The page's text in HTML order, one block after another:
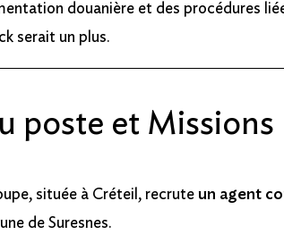
douanière et des procédures
serait un plus.
poste et Missions
située à Créteil, recrute un agent
de Suresnes.